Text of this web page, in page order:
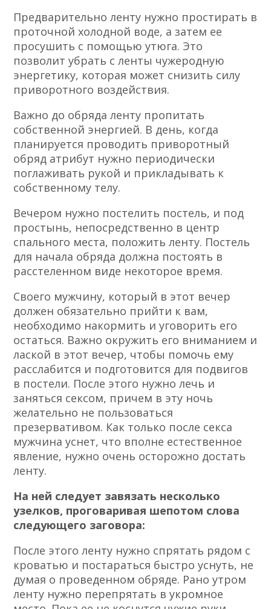
Предварительно ленту нужно простирать в
проточной холодной воде, а затем ее
просушить с помощью утюга. Это
позволит убрать с ленты чужеродную
энергетику, которая может снизить силу
приворотного воздействия.
Важно до обряда ленту пропитать
собственной энергией. В день, когда
планируется проводить приворотный
обряд атрибут нужно периодически
поглаживать рукой и прикладывать к
собственному телу.
Вечером нужно постелить постель, и под
простынь, непосредственно в центр
спального места, положить ленту. Постель
для начала обряда должна постоять в
расстеленном виде некоторое время.
Своего мужчину, который в этот вечер
должен обязательно прийти к вам,
необходимо накормить и уговорить его
остаться. Важно окружить его вниманием и
лаской в этот вечер, чтобы помочь ему
расслабится и подготовится для подвигов
в постели. После этого нужно лечь и
заняться сексом, причем в эту ночь
желательно не пользоваться
презервативом. Как только после секса
мужчина уснет, что вполне естественное
явление, нужно очень осторожно достать
ленту.
На ней следует завязать несколько
узелков, проговаривая шепотом слова
следующего заговора:
После этого ленту нужно спрятать рядом с
кроватью и постараться быстро уснуть, не
думая о проведенном обряде. Рано утром
ленту нужно перепрятать в укромное